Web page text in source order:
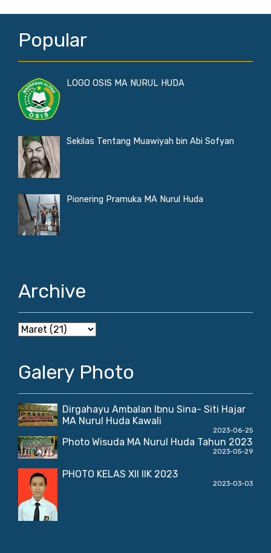
Popular
LOGO OSIS MA NURUL HUDA
Sekilas Tentang Muawiyah bin Abi Sofyan
Pionering Pramuka MA Nurul Huda
Archive
Galery Photo
Dirgahayu Ambalan Ibnu Sina- Siti Hajar
MA Nurul Huda Kawali
2023-06-25
Photo Wisuda MA Nurul Huda Tahun 2023
2023-05-29
PHOTO KELAS XII IIK 2023
2023-03-03